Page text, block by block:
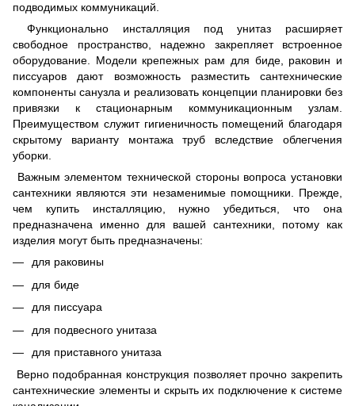
подводимых коммуникаций.
Функционально инсталляция под унитаз расширяет
свободное пространство, надежно закрепляет встроенное
оборудование. Модели крепежных рам для биде, раковин и
писсуаров дают возможность разместить сантехнические
компоненты санузла и реализовать концепции планировки без
привязки к стационарным коммуникационным узлам.
Преимуществом служит гигиеничность помещений благодаря
скрытому варианту монтажа труб вследствие облегчения
уборки.
Важным элементом технической стороны вопроса установки
сантехники являются эти незаменимые помощники. Прежде,
чем купить инсталляцию, нужно убедиться, что она
предназначена именно для вашей сантехники, потому как
изделия могут быть предназначены:
для раковины
для биде
для писсуара
для подвесного унитаза
для приставного унитаза
Верно подобранная конструкция позволяет прочно закрепить
сантехнические элементы и скрыть их подключение к системе